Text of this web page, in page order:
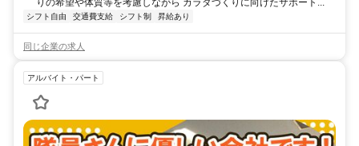
シフト自由 交通費支給 シフト制 昇給あり
同じ企業の求人
アルバイト・パート